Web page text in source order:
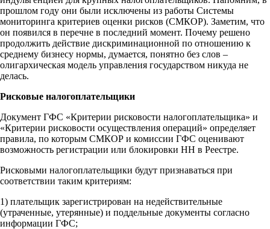
прошлом году они были исключены из работы Системы
мониторинга критериев оценки рисков (СМКОР). Заметим, что
он появился в перечне в последний момент. Почему решено
продолжить действие дискриминационной по отношению к
среднему бизнесу нормы, думается, понятно без слов –
олигархическая модель управления государством никуда не
делась.
Рисковые налогоплательщики
Документ ГФС «Критерии рисковости налогоплательщика» и
«Критерии рисковости осуществления операций» определяет
правила, по которым СМКОР и комиссии ГФС оценивают
возможность регистрации или блокировки НН в Реестре.
Рисковыми налогоплательщики будут признаваться при
соответствии таким критериям:
1) плательщик зарегистрирован на недействительные
(утраченные, утерянные) и поддельные документы согласно
информации ГФС;